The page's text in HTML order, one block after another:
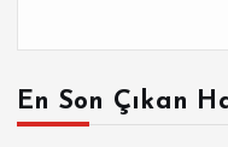
En Son Çıkan